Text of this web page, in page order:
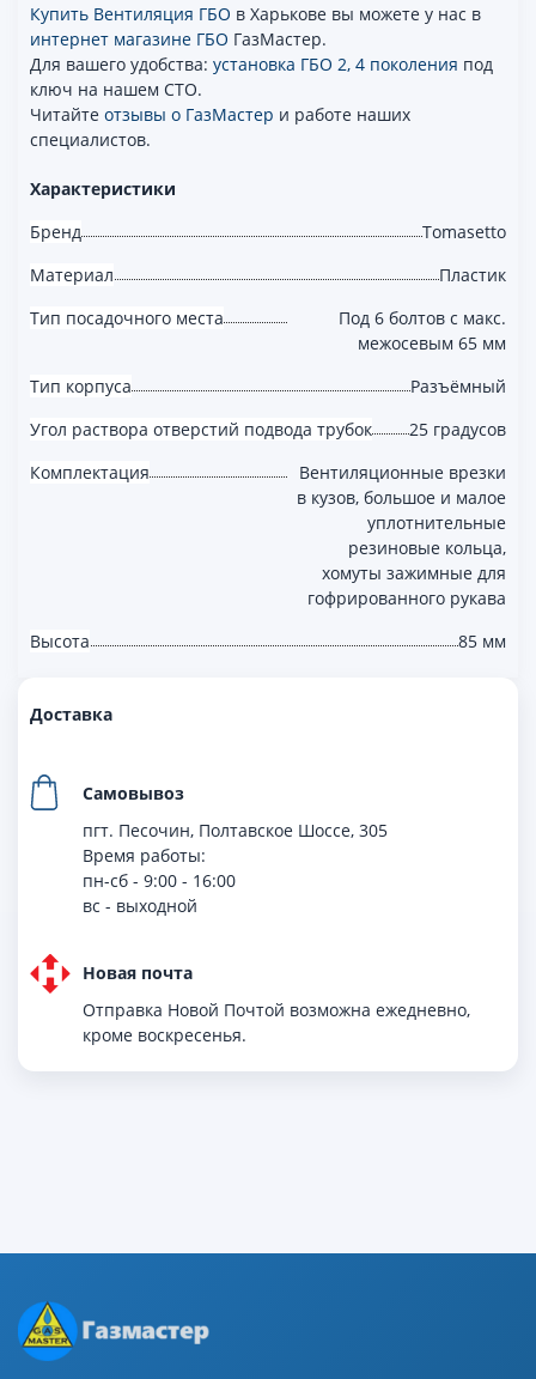
Купить Вентиляция ГБО в Харькове вы можете у нас в
интернет магазине ГБО ГазМастер.
Для вашего удобства: установка ГБО 2, 4 поколения под
ключ на нашем СТО.
Читайте отзывы о ГазМастер и работе наших
специалистов.
Характеристики
Бренд
Tomasetto
Материал
Пластик
Тип посадочного места
Под 6 болтов с макс.
межосевым 65 мм
Тип корпуса
Разъёмный
Угол раствора отверстий подвода трубок
25 градусов
Комплектация
Вентиляционные врезки
в кузов, большое и малое
уплотнительные
резиновые кольца,
хомуты зажимные для
гофрированного рукава
Высота
85 мм
Доставка
Самовывоз
пгт. Песочин, Полтавское Шоссе, 305
Время работы:
пн-сб - 9:00 - 16:00
вс - выходной
Новая почта
Отправка Новой Почтой возможна ежедневно,
кроме воскресенья.